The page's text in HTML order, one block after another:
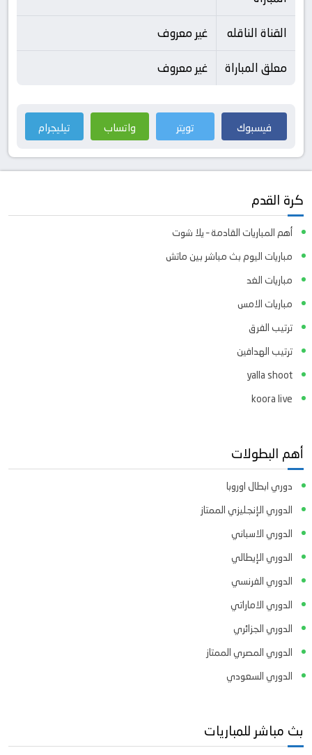
القناة الناقله
غير معروف
معلق المباراة
غير معروف
فيسبوك تويتر واتساب تيليجرام
كرة القدم
أهم المباريات القادمة – يلا شوت
مباريات اليوم بث مباشر بين ماتش
مباريات الغد
مباريات الامس
ترتيب الفرق
ترتيب الهدافين
yalla shoot
koora live
أهم البطولات
دوري ابطال اوروبا
الدوري الإنجليزي الممتاز
الدوري الاسباني
الدوري الإيطالي
الدوري الفرنسي
الدوري الاماراتي
الدوري الجزائري
الدوري المصري الممتاز
الدوري السعودي
بث مباشر للمباريات